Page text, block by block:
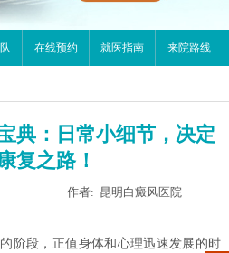
在线预约 就医指南 来院路线
典：日常小细节，决定
复之路！
作者: 昆明白癜风医院
段，正值身体和心理迅速发展的时